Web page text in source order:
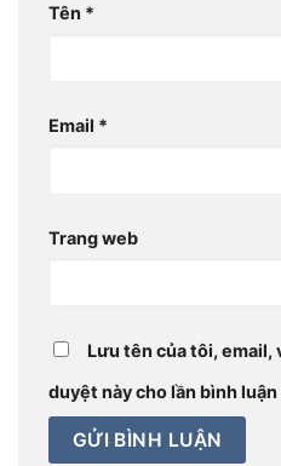
Tên *
Email *
Trang web
Lưu tên của tôi,
duyệt này cho lần bình